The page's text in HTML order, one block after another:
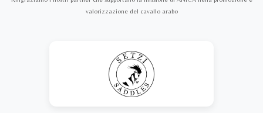
valorizzazione del cavallo arabo